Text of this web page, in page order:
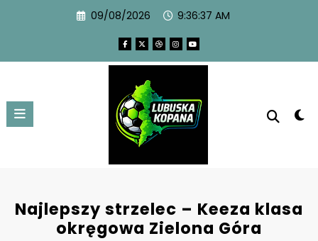
09/08/2026 9:36:38 AM
Najlepszy strzelec – Keeza klasa
okręgowa Zielona Góra